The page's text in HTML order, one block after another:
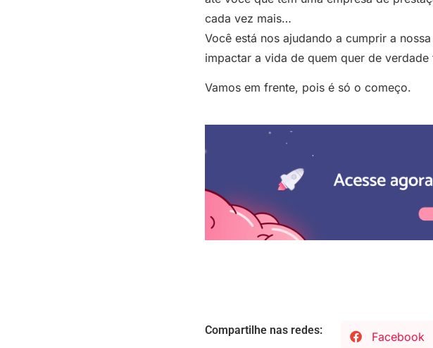
cada vez mais…
Você está nos ajudando a cumprir a
impactar a vida de quem quer de
Vamos em frente, pois é só o começo.
Compartilhe nas redes: Facebook